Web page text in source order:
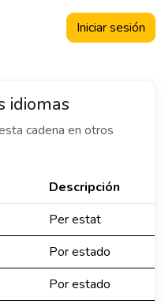
Iniciar sesión
idiomas
cadena en otros
Descripción
Per estat
Por estado
Por estado